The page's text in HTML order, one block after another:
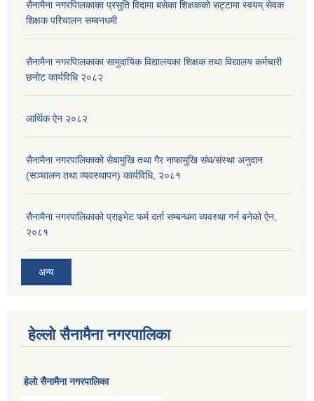
सैनामैना नगरपािलकाका प्रसुति विदामा बसेका शिक्षककाे सट्टामा स्वयम् सेवक
शिक्षक परिचालन सम्बनधमी
सैनामैना नगरपािलकाका सामुदायिक विद्यालयका शिक्षक तथा विद्यालय कर्मचारी
छनाेट कार्यविधि २०८२
आर्थिक ऐन २०८२
सैनामैना नगरपालिकाको सेवामुखि तथा गैर नाफामुखि संघ/संस्था अनुदान
(सञ्चालन तथा व्यवस्थापन) कार्यविधि, २०८१
सैनामैना नगरपालिकाको प्राइभेट फर्म दर्ता सम्बन्धमा व्यवस्था गर्न बनेको ऐन,
२०८१
अन्य
हेल्लो सैनामैना नगरपालिका
हेलाे सैनामैना नगरपालिका